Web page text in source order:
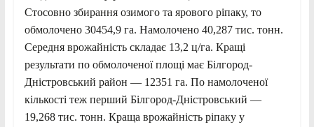
Стосовно збирання озимого та ярового ріпаку, то
обмолочено 30454,9 га. Намолочено 40,287 тис. тонн.
Середня врожайність складає 13,2 ц/га. Кращі
результати по обмолоченої площі має Білгород-
Дністровський район — 12351 га. По намолоченої
кількості теж перший Білгород-Дністровський —
19,268 тис. тонн. Краща врожайність ріпаку у